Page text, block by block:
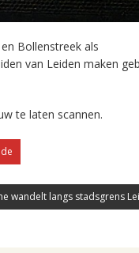
Bollenstreek als
van Leiden maken
te laten scannen.
wandelt langs stadsgrens